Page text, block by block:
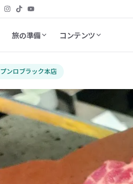
旅の準備 コンテンツ
プンロブラック本店